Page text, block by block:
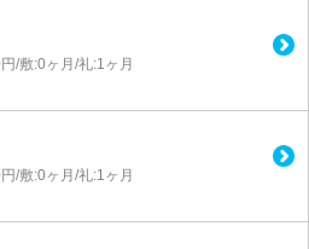
/敷:0ヶ月/礼:1ヶ月
/敷:0ヶ月/礼:1ヶ月